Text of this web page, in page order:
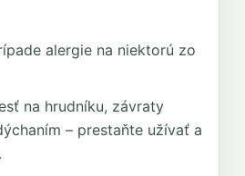
alergie na niektorú zo
na hrudníku, závraty
– prestaňte užívať a